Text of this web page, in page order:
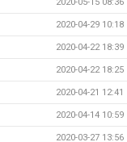
2020-04-29 10:18
2020-04-22 18:39
2020-04-22 18:25
2020-04-21 12:41
2020-04-14 10:59
2020-03-27 13:56